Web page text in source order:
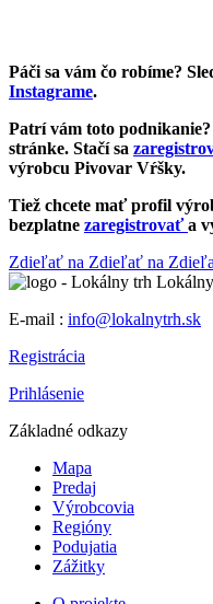
Páči sa vám čo robíme?
Instagrame.
Patrí vám toto
stránke. Stačí sa
výrobcu Pivovar Vŕšky.
Tiež chcete mať profil
bezplatne zaregistrovaťa
Zdieľať na Zdieľať na
E-mail : info@lokalnytrh.sk
Registrácia
Prihlásenie
Základné odkazy
Mapa
Predaj
Výrobcovia
Regióny
Podujatia
Zážitky